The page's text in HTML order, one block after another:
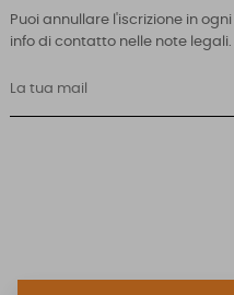
Puoi annullare l'iscrizione in
info di contatto nelle note legali.